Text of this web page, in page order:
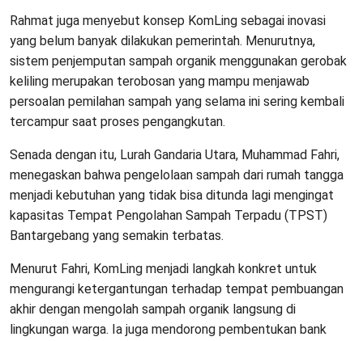
Rahmat juga menyebut konsep KomLing sebagai inovasi
yang belum banyak dilakukan pemerintah. Menurutnya,
sistem penjemputan sampah organik menggunakan gerobak
keliling merupakan terobosan yang mampu menjawab
persoalan pemilahan sampah yang selama ini sering kembali
tercampur saat proses pengangkutan.
Senada dengan itu, Lurah Gandaria Utara, Muhammad Fahri,
menegaskan bahwa pengelolaan sampah dari rumah tangga
menjadi kebutuhan yang tidak bisa ditunda lagi mengingat
kapasitas Tempat Pengolahan Sampah Terpadu (TPST)
Bantargebang yang semakin terbatas.
Menurut Fahri, KomLing menjadi langkah konkret untuk
mengurangi ketergantungan terhadap tempat pembuangan
akhir dengan mengolah sampah organik langsung di
lingkungan warga. Ia juga mendorong pembentukan bank